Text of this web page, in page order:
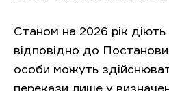
Станом на 2026 рік
відповідно до
особи можуть
перекази лише у